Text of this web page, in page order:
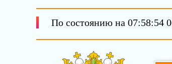
По состоянию на 07:58:54